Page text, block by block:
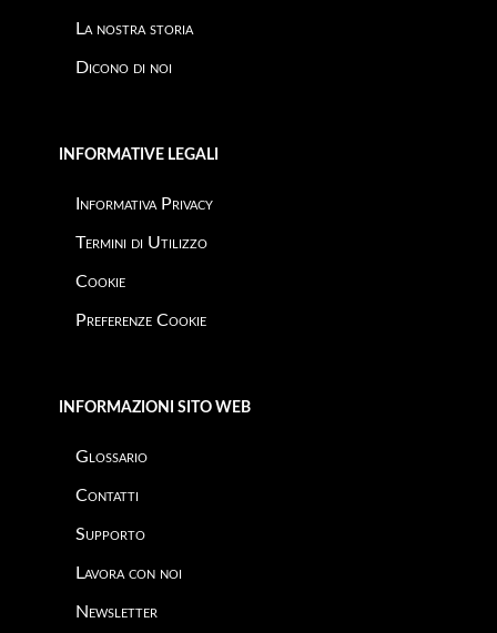
La nostra storia
Dicono di noi
INFORMATIVE LEGALI
Informativa Privacy
Termini di Utilizzo
Cookie
Preferenze Cookie
INFORMAZIONI SITO WEB
Glossario
Contatti
Supporto
Lavora con noi
Newsletter